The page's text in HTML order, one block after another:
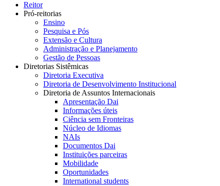
Reitor
Pró-reitorias
Ensino
Pesquisa e Pós
Extensão e Cultura
Administração e Planejamento
Gestão de Pessoas
Diretorias Sistêmicas
Diretoria Executiva
Diretoria de Desenvolvimento Institucional
Diretoria de Assuntos Internacionais
Apresentação Dai
Informações úteis
Ciência sem Fronteiras
Núcleo de Idiomas
NAIs
Documentos Dai
Instituições parceiras
Mobilidade
Oportunidades
International students